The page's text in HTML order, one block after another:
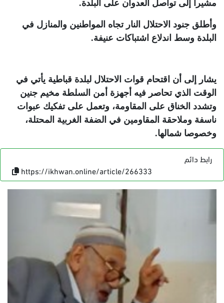
مشيرا إلى تواصل العدوان على البلدة.
وأطلق جنود الاحتلال النار تجاه المواطنين والمنازل في
البلدة وسط اندلاع اشتباكات عنيفة.
يشار إلى أن اقتحام قوات الاحتلال لبلدة قباطية يأتي في
الوقت الذي تحاصر فيه أجهزة أمن السلطة مخيم جنين
وتشدد الخناق على المقاومة، وتعمل على تفكيك عبوات
ناسفة وملاحقة المقاومين في الضفة الغربية المحتلة،
وخصوصا شمالها.
رابط دائم
https://ikhwan.online/article/266333